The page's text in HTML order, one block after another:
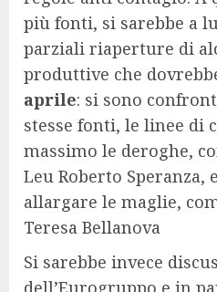
più fonti, si sarebbe a
parziali riaperture di
produttive che
aprile: si sono
stesse fonti, le linee di
massimo le deroghe,
Leu Roberto Speranza,
allargare le maglie,
Teresa Bellanova
Si sarebbe invece